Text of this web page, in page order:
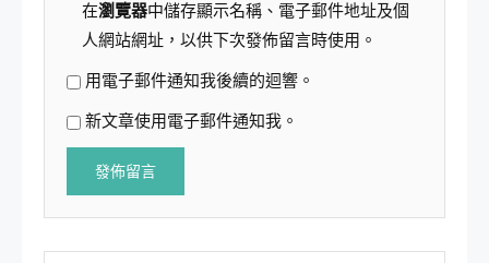
在瀏覽器中儲存顯示名稱、電子郵件地址及個
人網站網址，以供下次發佈留言時使用。
用電子郵件通知我後續的迴響。
新文章使用電子郵件通知我。